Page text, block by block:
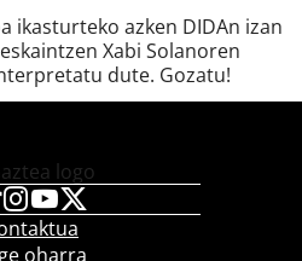
ikasturteko azken DIDAn izan
Xabi Solanoren
dute. Gozatu!
oharra